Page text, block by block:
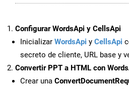
Configurar WordsApi y CellsApi
Inicializar WordsApi y CellsApi
secreto de cliente, URL base y
Convertir PPT a HTML con
Crear una